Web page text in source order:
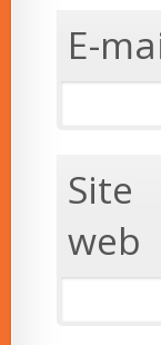
E-
Site
web